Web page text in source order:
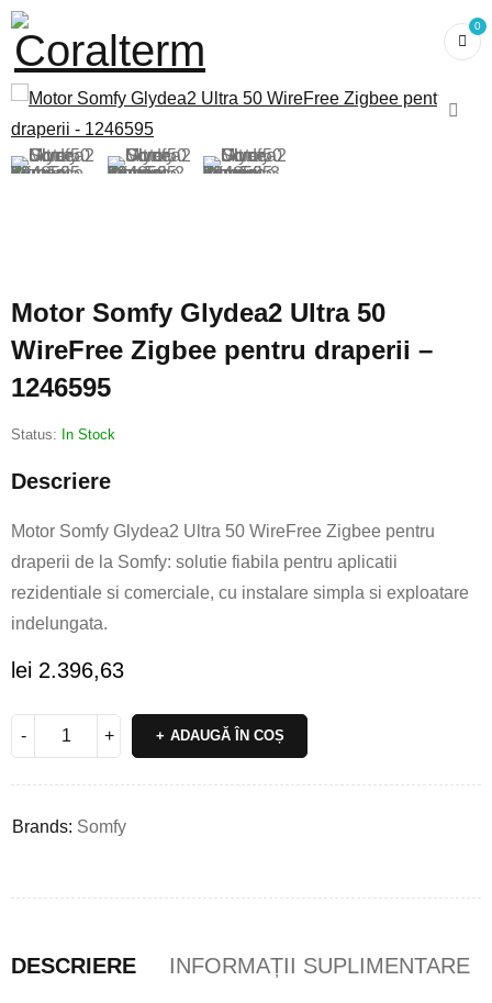
0
Motor Somfy Glydea2 Ultra 50
WireFree Zigbee pentru draperii –
1246595
Status: In Stock
Descriere
Motor Somfy Glydea2 Ultra 50 WireFree Zigbee pentru
draperii de la Somfy: solutie fiabila pentru aplicatii
rezidentiale si comerciale, cu instalare simpla si exploatare
indelungata.
lei 2.396,63
ADAUGĂ ÎN COȘ
Brands: Somfy
DESCRIERE INFORMAȚII SUPLIMENTARE